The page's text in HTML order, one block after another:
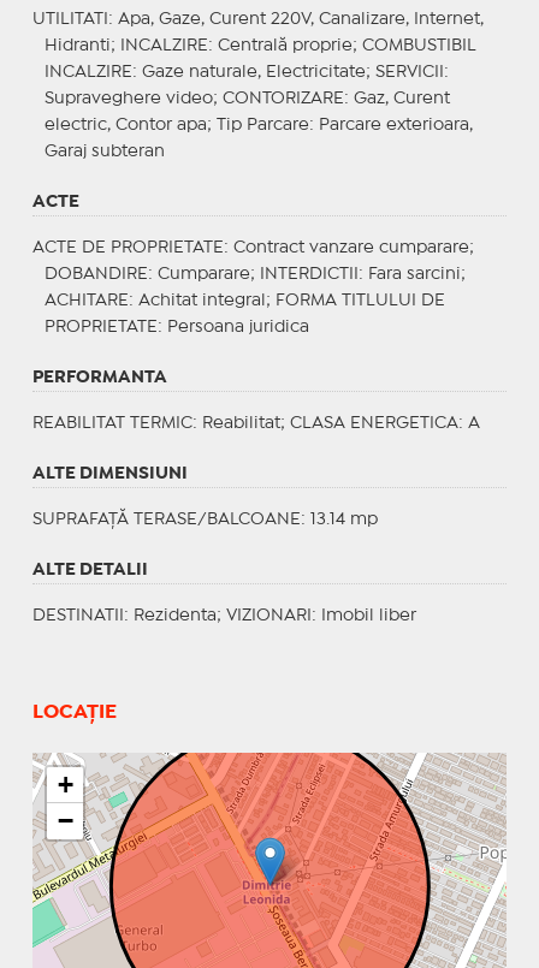
UTILITATI : Apa, Gaze, Curent 220V, Canalizare, Internet,
Hidranti;
INCALZIRE : Centrală proprie; COMBUSTIBIL
INCALZIRE : Gaze naturale, Electricitate; SERVICII :
Supraveghere video; CONTORIZARE : Gaz, Curent
electric, Contor apa;
Tip Parcare: Parcare exterioara,
Garaj subteran
ACTE
ACTE DE PROPRIETATE : Contract vanzare cumparare;
DOBANDIRE : Cumparare; INTERDICTII : Fara sarcini;
ACHITARE : Achitat integral; FORMA TITLULUI DE
PROPRIETATE : Persoana juridica
PERFORMANTA
REABILITAT TERMIC: Reabilitat; CLASA ENERGETICA: A
ALTE DIMENSIUNI
SUPRAFAȚĂ TERASE/BALCOANE: 13.14 mp
ALTE DETALII
DESTINATII : Rezidenta; VIZIONARI : Imobil liber
LOCAȚIE
+
−